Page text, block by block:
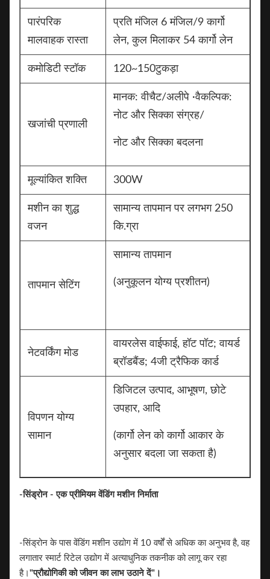
पारंपरिक
मालवाहक रास्ता
प्रति मंजिल 6 मंजिल/9 कार्गो
लेन, कुल मिलाकर 54 कार्गो लेन
कमोडिटी स्टॉक 120~150टुकड़ा
खजांची प्रणाली
मानक: वीचैट/अलीपे ·वैकल्पिक:
नोट और सिक्का संग्रह/
नोट और सिक्का बदलना
मूल्यांकित शक्ति 300W
मशीन का शुद्ध
वजन
सामान्य तापमान पर लगभग 250
कि.ग्रा
तापमान सेटिंग
सामान्य तापमान
(अनुकूलन योग्य प्रशीतन)
नेटवर्किंग मोड
वायरलेस वाईफाई, हॉट पॉट; वायर्ड
ब्रॉडबैंड; 4जी ट्रैफिक कार्ड
विपणन योग्य
सामान
डिजिटल उत्पाद, आभूषण, छोटे
उपहार, आदि
(कार्गो लेन को कार्गो आकार के
अनुसार बदला जा सकता है)
-सिंड्रोन - एक प्रीमियम वेंडिंग मशीन निर्माता
-सिंड्रोन के पास वेंडिंग मशीन उद्योग में 10 वर्षों से अधिक का अनुभव है, वह
लगातार स्मार्ट रिटेल उद्योग में अत्याधुनिक तकनीक को लागू कर रहा
है। "प्रौद्योगिकी को जीवन का लाभ उठाने दें"।